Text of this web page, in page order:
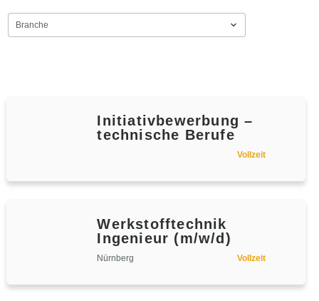
Branche
Initiativbewerbung –
technische Berufe
Vollzeit
Werkstofftechnik
Ingenieur (m/w/d)
Nürnberg Vollzeit